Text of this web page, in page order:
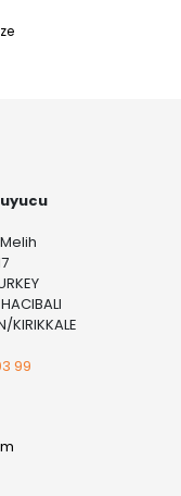
KIRIKKALE
99